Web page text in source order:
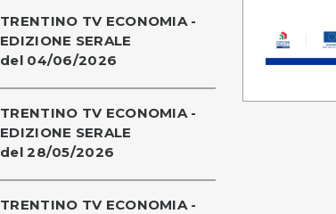
TRENTINO TV ECONOMIA -
EDIZIONE SERALE
del 04/06/2026
TRENTINO TV ECONOMIA -
EDIZIONE SERALE
del 28/05/2026
TRENTINO TV ECONOMIA -